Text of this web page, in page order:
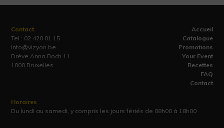
Accueil
Catalogue
Promotions
Your Event
Recettes
FAQ
Contact
Contact
Tel : 02 420 01 15
info@vizyon.be
Drève Anna Boch 11
1000 Bruxelles
Horaires
Du lundi au samedi, y compris les jours fériés de 08h00 à 18h00